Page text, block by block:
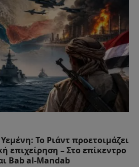
Το Ριάντ προετοιμάζει
επιχείρηση – Στο επίκεντρο
Bab al-Mandab